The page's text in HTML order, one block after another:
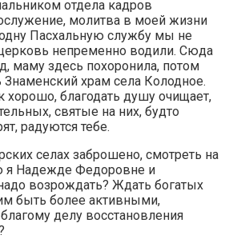
отдела кадров
молитва в моей жизни
Пасхальную службу мы не
непременно водили. Сюда
маму здесь похоронила, потом
Знаменский храм села Колодное.
хорошо, благодать душу очищает,
святые на них, будто
радуются тебе.
селах заброшено, смотреть на
я Надежде Федоровне и
возрождать? Ждать богатых
быть более активными,
делу восстановления